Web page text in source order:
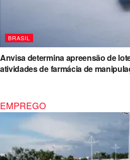
BRASIL
Anvisa determina apreensão de
atividades de farmácia de
EMPREGO